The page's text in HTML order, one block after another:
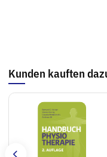
Kunden kauften